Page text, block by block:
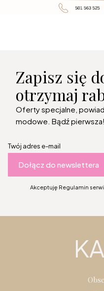
Zapisz się
otrzymaj
Oferty specjalne,
modowe. Bądź pierwsza!
Twój adres e-mail
Dołącz do newslettera
Akceptuję Regulamin